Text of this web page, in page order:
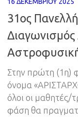
16 ΔΕΚΕΜΒΡΊΟΥ 2025
31ος
Διαγωνισμός
Στην πρώτη (1η)
όνομα
όλοι οι μαθητές/
φάση θα